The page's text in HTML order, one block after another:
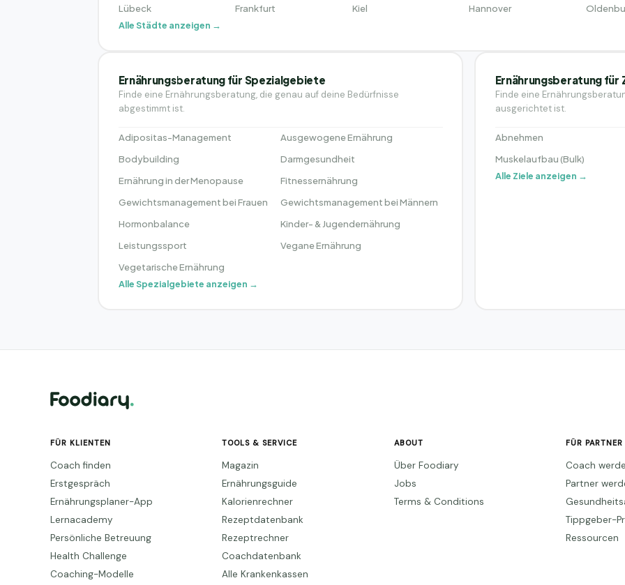
Lübeck Frankfurt Kiel Hannover
Alle Städte anzeigen →
Ernährungsberatung für Spezialgebiete
Finde eine Ernährungsberatung, die genau auf deine Bedürfnisse
abgestimmt ist.
Adipositas-Management
Ausgewogene Ernährung
Bodybuilding
Darmgesundheit
Ernährung in der Menopause
Fitnessernährung
Gewichtsmanagement bei Frauen
Gewichtsmanagement bei Männern
Hormonbalance
Kinder- & Jugendernährung
Leistungssport
Vegane Ernährung
Vegetarische Ernährung
Alle Spezialgebiete anzeigen →
Ernährungsberatung für
Finde eine
ausgerichtet ist.
Abnehmen
Muskelaufbau (Bulk)
Alle Ziele anzeigen →
FÜR KLIENTEN
Coach finden
Erstgespräch
Ernährungsplaner-App
Lernacademy
Persönliche Betreuung
Health Challenge
Coaching-Modelle
TOOLS & SERVICE
Magazin
Ernährungsguide
Kalorienrechner
Rezeptdatenbank
Rezeptrechner
Coachdatenbank
Alle Krankenkassen
ABOUT
Über Foodiary
Jobs
Terms & Conditions
FÜR PARTNER
Coach
Partner
Tippgeber-
Ressourcen